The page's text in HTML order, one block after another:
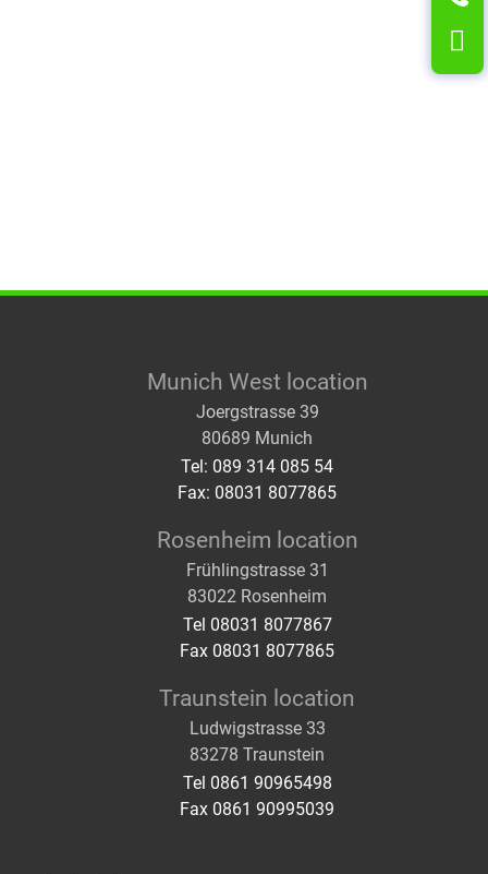
Munich West location
Joergstrasse 39
80689 Munich
Tel: 089 314 085 54
Fax: 08031 8077865
Rosenheim location
Frühlingstrasse 31
83022 Rosenheim
Tel 08031 8077867
Fax 08031 8077865
Traunstein location
Ludwigstrasse 33
83278 Traunstein
Tel 0861 90965498
Fax 0861 90995039